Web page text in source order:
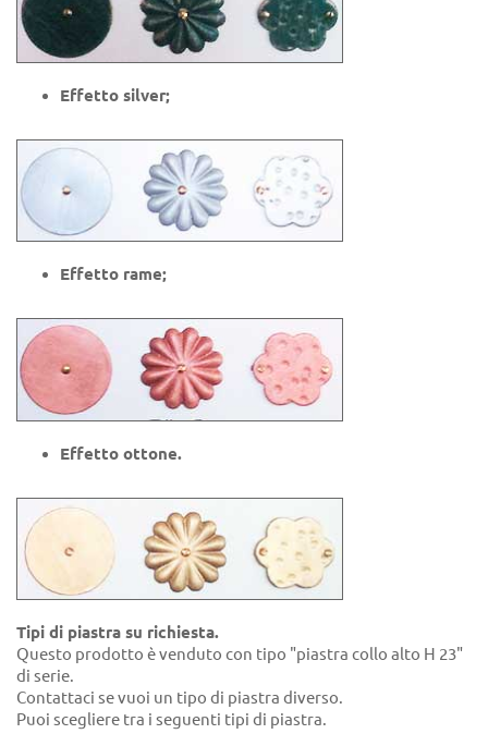
Effetto silver;
Effetto rame;
Effetto ottone.
Tipi di piastra su richiesta.
Questo prodotto è venduto con tipo "piastra collo alto H 23"
di serie.
Contattaci se vuoi un tipo di piastra diverso.
Puoi scegliere tra i seguenti tipi di piastra.